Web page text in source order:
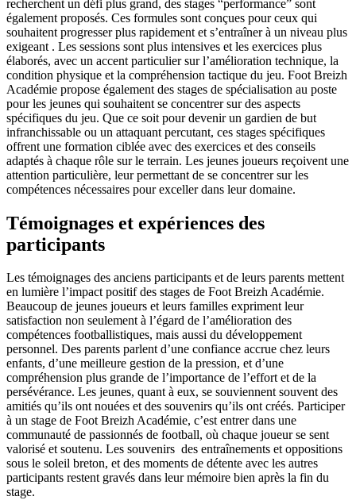
recherchent un défi plus grand, des stages “performance” sont
également proposés. Ces formules sont conçues pour ceux qui
souhaitent progresser plus rapidement et s’entraîner à un niveau plus
exigeant . Les sessions sont plus intensives et les exercices plus
élaborés, avec un accent particulier sur l’amélioration technique, la
condition physique et la compréhension tactique du jeu. Foot Breizh
Académie propose également des stages de spécialisation au poste
pour les jeunes qui souhaitent se concentrer sur des aspects
spécifiques du jeu. Que ce soit pour devenir un gardien de but
infranchissable ou un attaquant percutant, ces stages spécifiques
offrent une formation ciblée avec des exercices et des conseils
adaptés à chaque rôle sur le terrain. Les jeunes joueurs reçoivent une
attention particulière, leur permettant de se concentrer sur les
compétences nécessaires pour exceller dans leur domaine.
Témoignages et expériences des
participants
Les témoignages des anciens participants et de leurs parents mettent
en lumière l’impact positif des stages de Foot Breizh Académie.
Beaucoup de jeunes joueurs et leurs familles expriment leur
satisfaction non seulement à l’égard de l’amélioration des
compétences footballistiques, mais aussi du développement
personnel. Des parents parlent d’une confiance accrue chez leurs
enfants, d’une meilleure gestion de la pression, et d’une
compréhension plus grande de l’importance de l’effort et de la
persévérance. Les jeunes, quant à eux, se souviennent souvent des
amitiés qu’ils ont nouées et des souvenirs qu’ils ont créés. Participer
à un stage de Foot Breizh Académie, c’est entrer dans une
communauté de passionnés de football, où chaque joueur se sent
valorisé et soutenu. Les souvenirs des entraînements et oppositions
sous le soleil breton, et des moments de détente avec les autres
participants restent gravés dans leur mémoire bien après la fin du
stage.